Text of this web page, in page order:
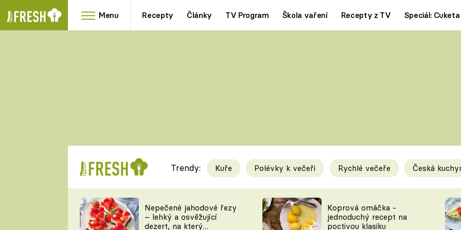
Menu Recepty Články TV Program Škola vaření Recepty z TV Speciál: Cuketa
RYCHLOVKY
Videorecepty
TEĎ VAŘÍ ŠÉF!
Tipy a triky
KAM ZA JÍDLEM
Trendy: Kuře Polévky k večeři Rychlé večeře Česká
Nepečené jahodové řezy
– lehký a osvěžující
dezert, na který
Koprová omáčka -
jednoduchý recept na
poctivou klasiku